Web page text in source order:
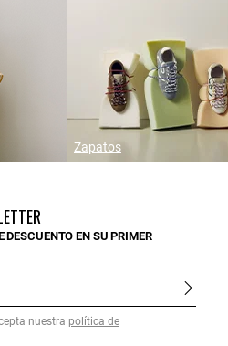
Zapatos
DESCUENTO EN SU PRIMER
nuestra política de